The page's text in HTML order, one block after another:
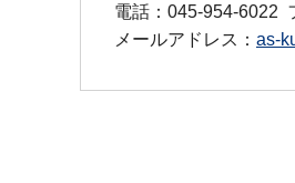
電話：045-954-6022
メールアドレス： as-